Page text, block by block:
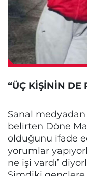
“ÜÇ KİŞİNİN DE
Sanal
belirten Döne
olduğunu ifade
yorumlar
ne işi vardı’